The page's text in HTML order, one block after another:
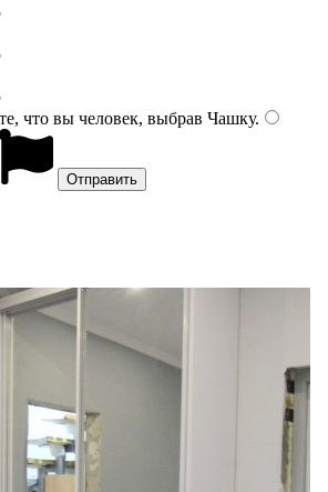
что вы человек, выбрав Чашку.